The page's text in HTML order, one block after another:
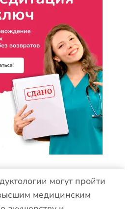
могут пройти
медицинским